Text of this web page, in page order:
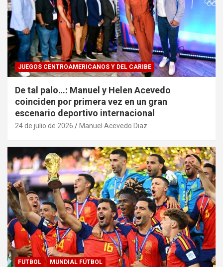
JUEGOS CENTROAMERICANOS Y DEL CARIBE
De tal palo…: Manuel y Helen Acevedo
coinciden por primera vez en un gran
escenario deportivo internacional
24 de julio de 2026 Manuel Acevedo Diaz
FUTBOL MUNDIAL FÚTBOL